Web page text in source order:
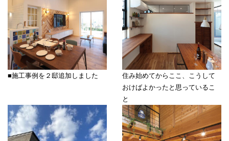
■施工事例を２邸追加しました
住み始めてからここ、こうして
おけばよかったと思っているこ
と